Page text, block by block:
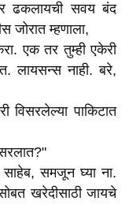
ढकलायची सवय बंद
जोरात म्हणाला,
एक तर तुम्ही एकेरी
लायसन्स नाही. बरे,
विसरलेल्या पाकिटात
समजून घ्या ना.
खरेदीसाठी जायचे